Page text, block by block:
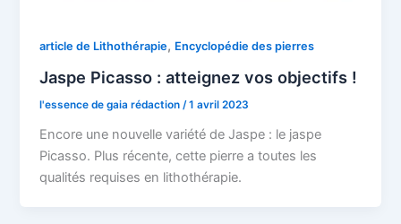
article de Lithothérapie, Encyclopédie des pierres
Jaspe Picasso : atteignez vos objectifs !
l'essence de gaia rédaction /1 avril 2023
Encore une nouvelle variété de Jaspe : le jaspe
Picasso. Plus récente, cette pierre a toutes les
qualités requises en lithothérapie.